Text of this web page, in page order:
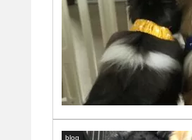
blog